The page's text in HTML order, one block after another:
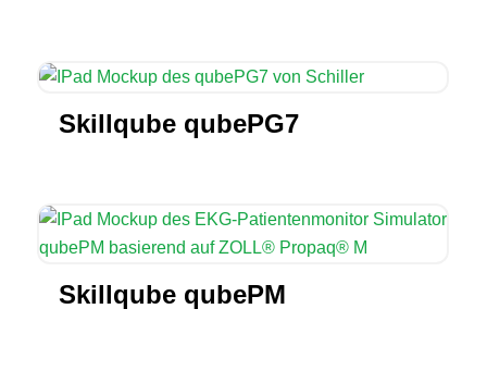
Skillqube qubePG7
Skillqube qubePM